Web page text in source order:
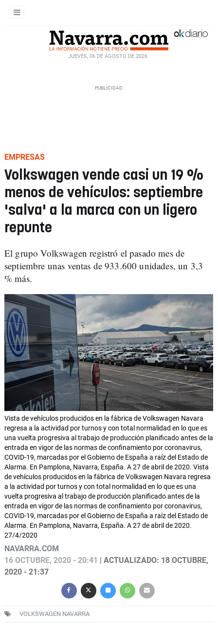
JUEVES, 06 DE AGOSTO DE 2026
EMPRESAS
Volkswagen vende casi un 19 %
menos de vehículos: septiembre
'salva' a la marca con un ligero
repunte
El grupo Volkswagen registró el pasado mes de
septiembre unas ventas de 933.600 unidades, un 3,3
% más.
Vista de vehículos producidos en la fábrica de Volkswagen Navara
regresa a la actividad por turnos y con total normalidad en lo que es
una vuelta progresiva al trabajo de producción planificado antes de la
entrada en vigor de las normas de confinamiento por coronavirus,
COVID-19, marcadas por el Gobierno de España a raíz del Estado de
Alarma. En Pamplona, Navarra, España. A 27 de abril de 2020. Vista
de vehículos producidos en la fábrica de Volkswagen Navara regresa
a la actividad por turnos y con total normalidad en lo que es una
vuelta progresiva al trabajo de producción planificado antes de la
entrada en vigor de las normas de confinamiento por coronavirus,
COVID-19, marcadas por el Gobierno de España a raíz del Estado de
Alarma. En Pamplona, Navarra, España. A 27 de abril de 2020.
27/4/2020
NAVARRA.COM
16 OCTUBRE, 2020 - 20:41 | ACTUALIZADO: 18 OCTUBRE,
2020 - 21:37
VOLKSWAGEN NAVARRA